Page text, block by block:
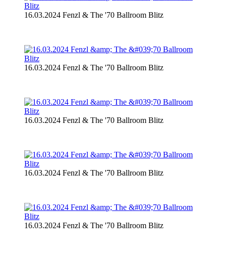
16.03.2024 Fenzl & The '70 Ballroom Blitz
16.03.2024 Fenzl & The '70 Ballroom Blitz
16.03.2024 Fenzl & The '70 Ballroom Blitz
16.03.2024 Fenzl & The '70 Ballroom Blitz
16.03.2024 Fenzl & The '70 Ballroom Blitz